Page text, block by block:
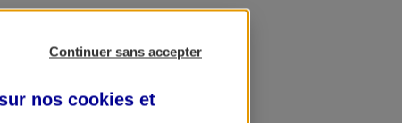
Continuer sans accepter
nos cookies et